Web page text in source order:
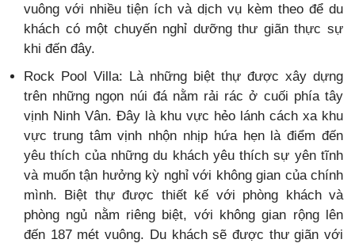
vuông với nhiều tiện ích và dịch vụ kèm theo để du
khách có một chuyến nghỉ dưỡng thư giãn thực sự
khi đến đây.
Rock Pool Villa: Là những biệt thự được xây dựng
trên những ngọn núi đá nằm rải rác ở cuối phía tây
vịnh Ninh Vân. Đây là khu vực hẻo lánh cách xa khu
vực trung tâm vịnh nhộn nhịp hứa hẹn là điểm đến
yêu thích của những du khách yêu thích sự yên tĩnh
và muốn tận hưởng kỳ nghỉ với không gian của chính
mình. Biệt thự được thiết kế với phòng khách và
phòng ngủ nằm riêng biệt, với không gian rộng lên
đến 187 mét vuông. Du khách sẽ được thư giãn với